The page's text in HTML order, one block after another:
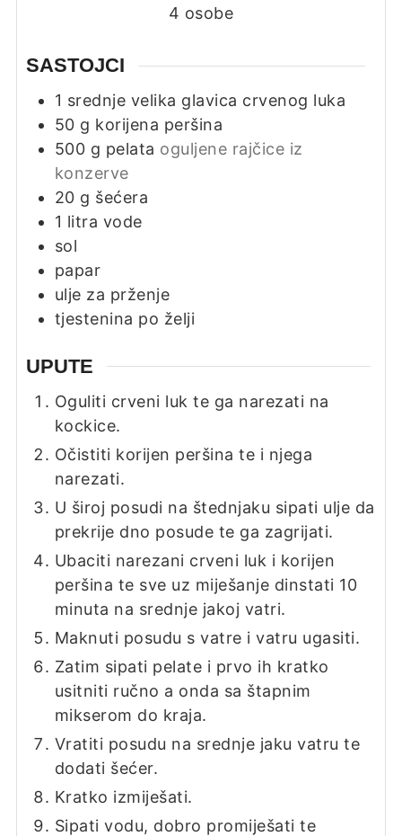
4 osobe
SASTOJCI
1 srednje velika glavica crvenog luka
50 g korijena peršina
500 g pelata oguljene rajčice iz
konzerve
20 g šećera
1 litra vode
sol
papar
ulje za prženje
tjestenina po želji
UPUTE
Oguliti crveni luk te ga narezati na
kockice.
Očistiti korijen peršina te i njega
narezati.
U široj posudi na štednjaku sipati ulje da
prekrije dno posude te ga zagrijati.
Ubaciti narezani crveni luk i korijen
peršina te sve uz miješanje dinstati 10
minuta na srednje jakoj vatri.
Maknuti posudu s vatre i vatru ugasiti.
Zatim sipati pelate i prvo ih kratko
usitniti ručno a onda sa štapnim
mikserom do kraja.
Vratiti posudu na srednje jaku vatru te
dodati šećer.
Kratko izmiješati.
Sipati vodu, dobro promiješati te